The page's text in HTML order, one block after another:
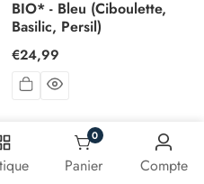
BIO* - Bleu (Ciboulette,
Basilic, Persil)
Prix
habituel
€24,99
Panier
00 article
Compte